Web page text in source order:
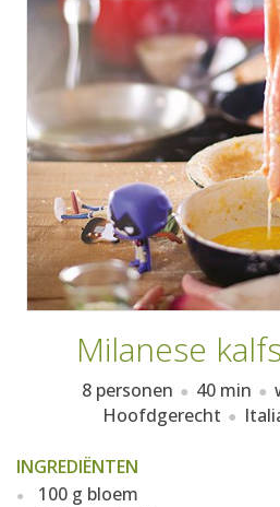
Milanese
8 personen 40 min
Hoofdgerecht
INGREDIËNTEN
100 g bloem